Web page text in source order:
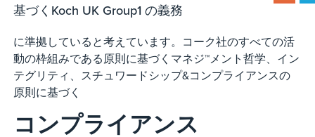
基づくKoch UK Group1 の義務
に準拠していると考えています。コーク社のすべての活
動の枠組みである原則に基づくマネジ™メント哲学、イン
テグリティ、スチュワードシップ&コンプライアンスの
原則に基づく
コンプライアンス